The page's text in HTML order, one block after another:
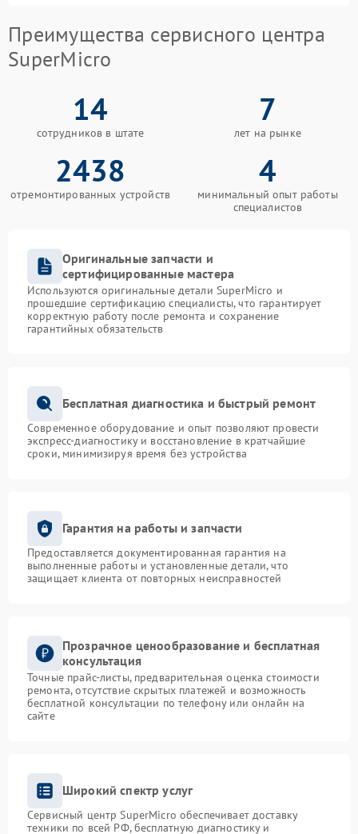
Преимущества сервисного центра
SuperMicro
14
сотрудников в штате
7
лет на рынке
2438
отремонтированных устройств
4
минимальный опыт работы
специалистов
Оригинальные запчасти и
сертифицированные мастера
Используются оригинальные детали SuperMicro и
прошедшие сертификацию специалисты, что гарантирует
корректную работу после ремонта и сохранение
гарантийных обязательств
Бесплатная диагностика и быстрый ремонт
Современное оборудование и опыт позволяют провести
экспресс-диагностику и восстановление в кратчайшие
сроки, минимизируя время без устройства
Гарантия на работы и запчасти
Предоставляется документированная гарантия на
выполненные работы и установленные детали, что
защищает клиента от повторных неисправностей
Прозрачное ценообразование и бесплатная
консультация
Точные прайс-листы, предварительная оценка стоимости
ремонта, отсутствие скрытых платежей и возможность
бесплатной консультации по телефону или онлайн на
сайте
Широкий спектр услуг
Сервисный центр SuperMicro обеспечивает доставку
техники по всей РФ, бесплатную диагностику и